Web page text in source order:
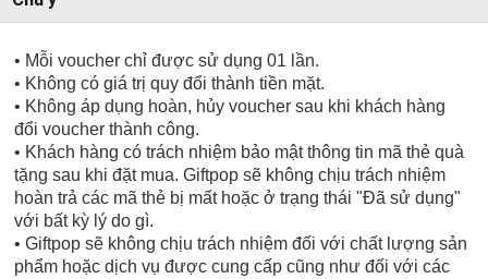
• Mỗi voucher chỉ được sử dụng 01 lần.
• Không có giá trị quy đổi thành tiền mặt.
• Không áp dụng hoàn, hủy voucher sau khi khách hàng
đổi voucher thành công.
• Khách hàng có trách nhiệm bảo mật thông tin mã thẻ quà
tặng sau khi đặt mua. Giftpop sẽ không chịu trách nhiệm
hoàn trả các mã thẻ bị mất hoặc ở trạng thái "Đã sử dụng"
với bất kỳ lý do gì.
• Giftpop sẽ không chịu trách nhiệm đối với chất lượng sản
phẩm hoặc dịch vụ được cung cấp cũng như đối với các